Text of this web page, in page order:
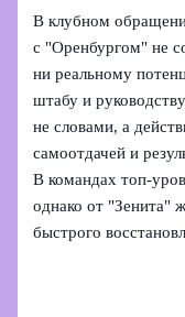
В клубном
с "Оренбургом" не
ни реальному
штабу и
не словами, а
самоотдачей и
В командах топ-
однако от "Зенита"
быстрого